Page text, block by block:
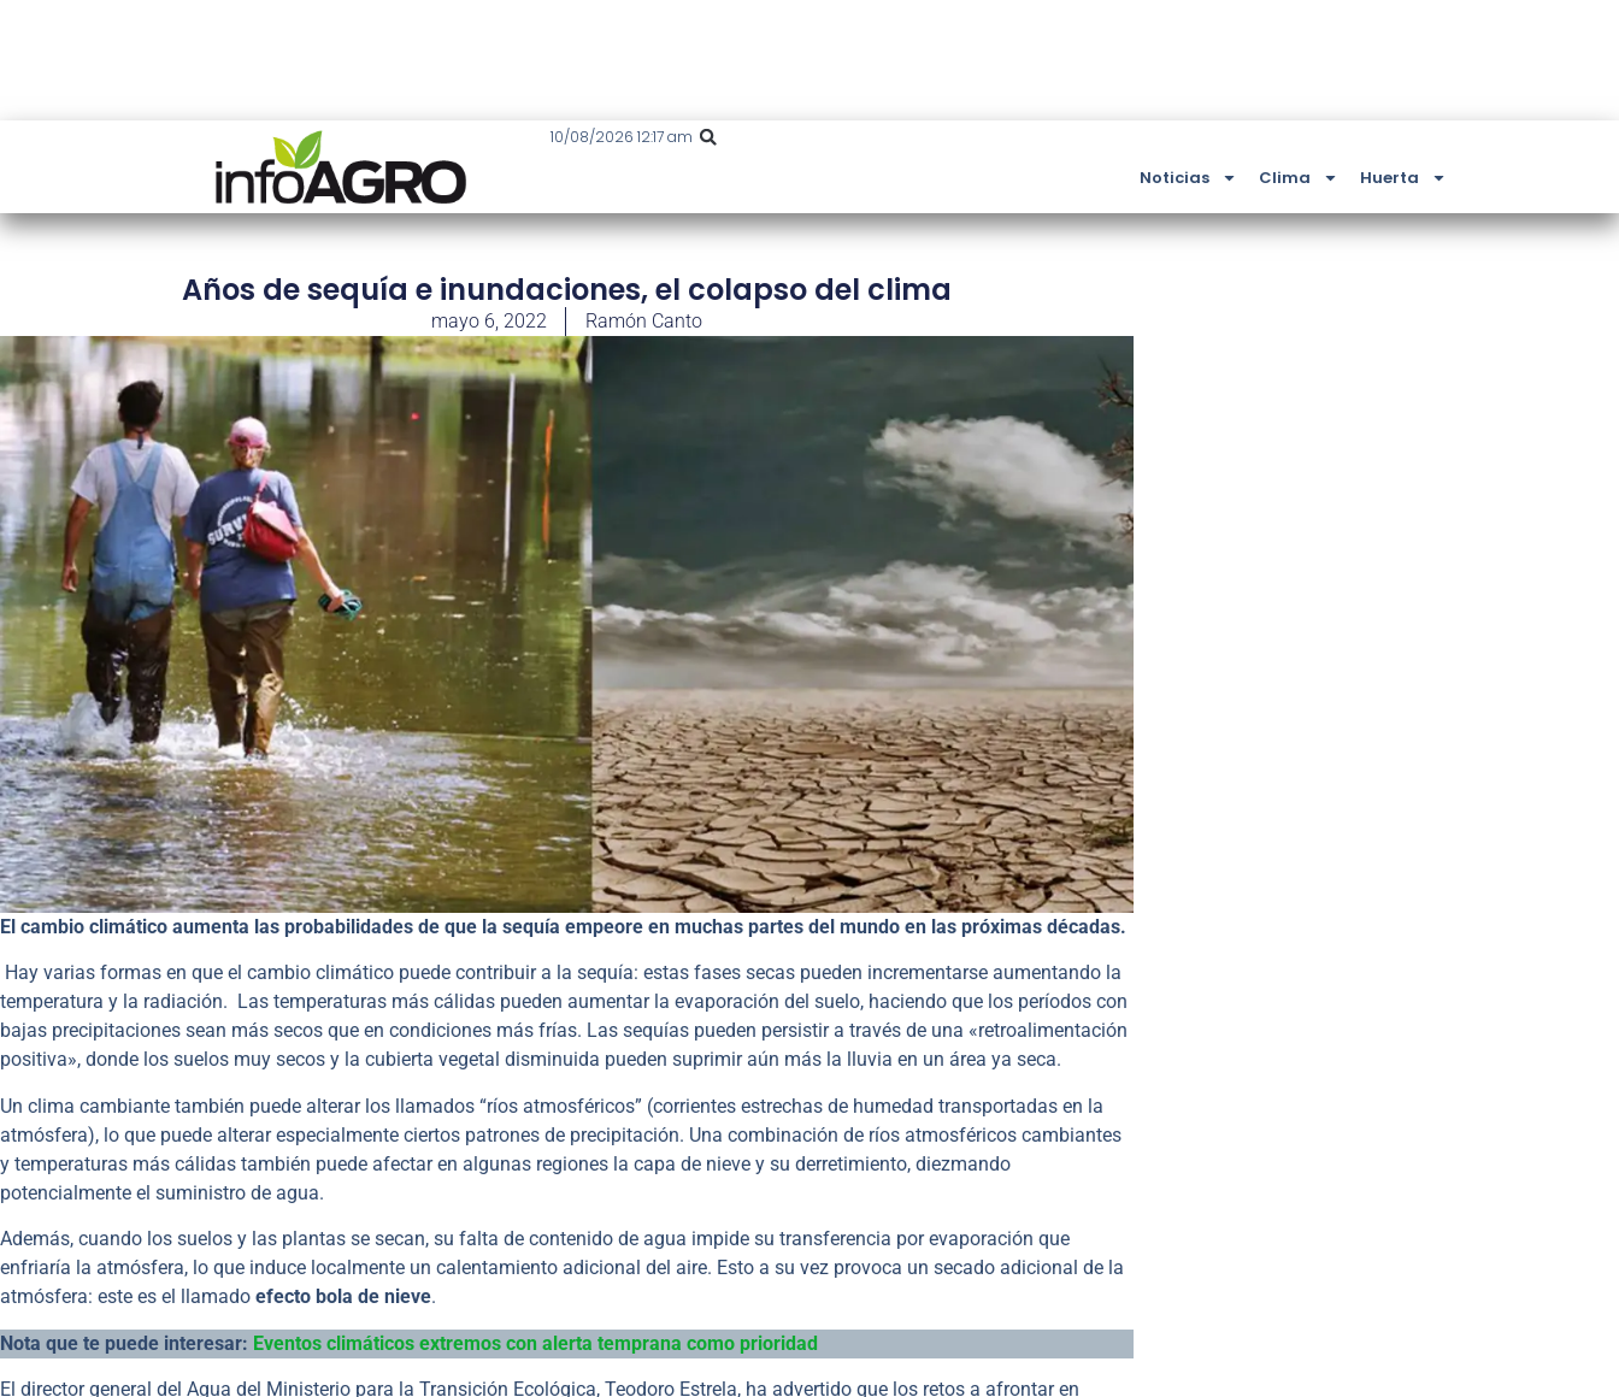
10/08/2026 12:17 am
Noticias Clima Huerta
Años de sequía e inundaciones, el colapso del clima
mayo 6, 2022 Ramón Canto
El cambio climático aumenta las probabilidades de que la sequía empeore en muchas partes del mundo en las próximas décadas.
Hay varias formas en que el cambio climático puede contribuir a la sequía: estas fases secas pueden incrementarse aumentando la
temperatura y la radiación. Las temperaturas más cálidas pueden aumentar la evaporación del suelo, haciendo que los períodos con
bajas precipitaciones sean más secos que en condiciones más frías. Las sequías pueden persistir a través de una «retroalimentación
positiva», donde los suelos muy secos y la cubierta vegetal disminuida pueden suprimir aún más la lluvia en un área ya seca.
Un clima cambiante también puede alterar los llamados “ríos atmosféricos” (corrientes estrechas de humedad transportadas en la
atmósfera), lo que puede alterar especialmente ciertos patrones de precipitación. Una combinación de ríos atmosféricos cambiantes
y temperaturas más cálidas también puede afectar en algunas regiones la capa de nieve y su derretimiento, diezmando
potencialmente el suministro de agua.
Además, cuando los suelos y las plantas se secan, su falta de contenido de agua impide su transferencia por evaporación que
enfriaría la atmósfera, lo que induce localmente un calentamiento adicional del aire. Esto a su vez provoca un secado adicional de la
atmósfera: este es el llamado efecto bola de nieve.
Nota que te puede interesar: Eventos climáticos extremos con alerta temprana como prioridad
El director general del Agua del Ministerio para la Transición Ecológica, Teodoro Estrela, ha advertido que los retos a afrontar en